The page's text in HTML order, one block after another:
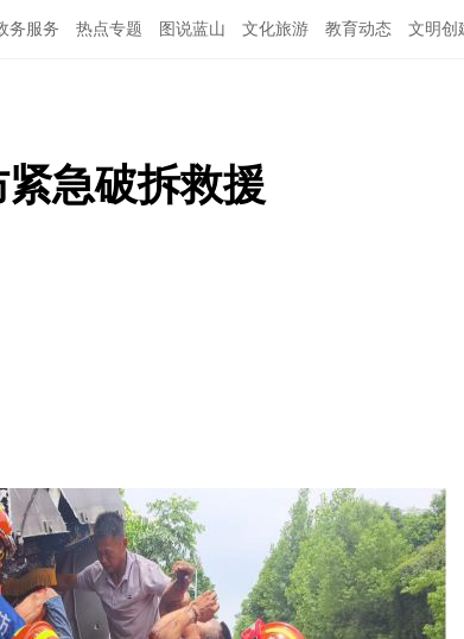
务服务 热点专题 图说蓝山 文化旅游 教育动态 文明创
急破拆救援